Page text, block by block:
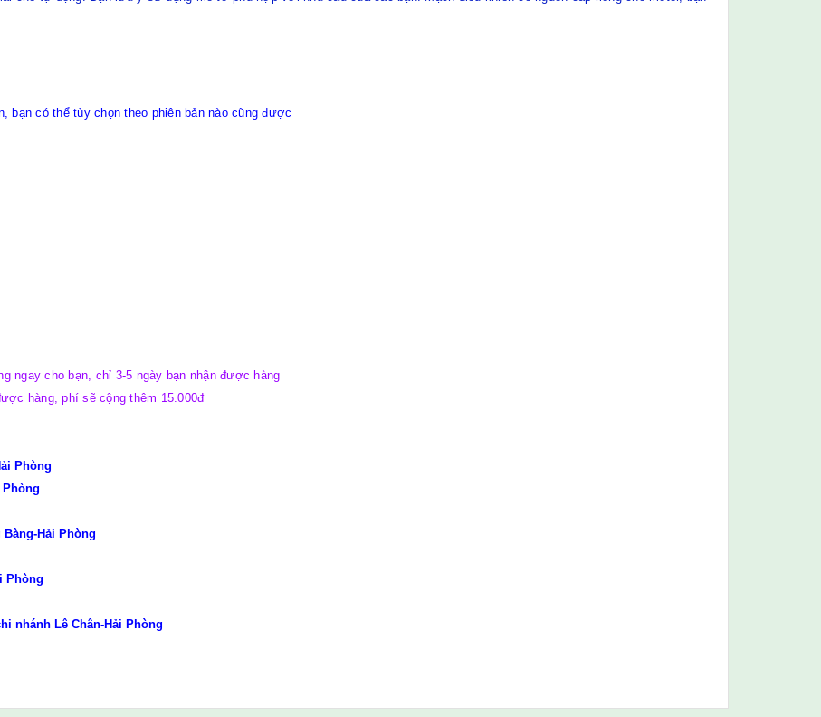
bạn có thể tùy chọn theo phiên bản nào cũng được
ngay cho bạn, chỉ 3-5 ngày bạn nhận được hàng
hàng, phí sẽ cộng thêm 15.000đ
Phòng
Phòng
Hải Phòng
Phòng
nhánh Lê Chân-Hải Phòng